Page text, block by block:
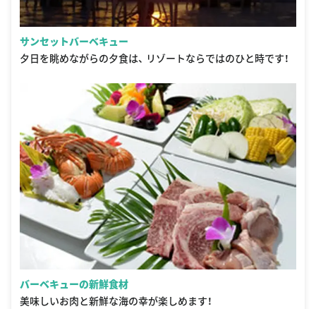
サンセットバーベキュー
夕日を眺めながらの夕食は、 リゾートならではのひと時です！
バーベキューの新鮮食材
美味しいお肉と新鮮な海の幸が楽しめます！